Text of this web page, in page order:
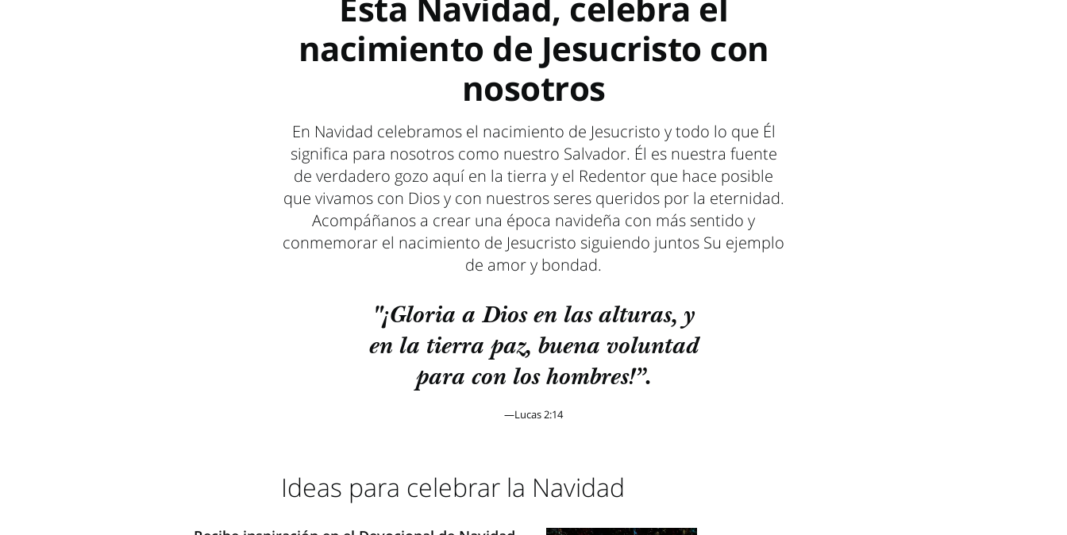
nacimiento de Jesucristo con
nosotros
En Navidad celebramos el nacimiento de Jesucristo y todo lo que Él
significa para nosotros como nuestro Salvador. Él es nuestra fuente
de verdadero gozo aquí en la tierra y el Redentor que hace posible
que vivamos con Dios y con nuestros seres queridos por la eternidad.
Acompáñanos a crear una época navideña con más sentido y
conmemorar el nacimiento de Jesucristo siguiendo juntos Su ejemplo
de amor y bondad.
"¡Gloria a Dios en las alturas, y
en la tierra paz, buena voluntad
para con los hombres!”.
—Lucas 2:14
Ideas para celebrar la Navidad